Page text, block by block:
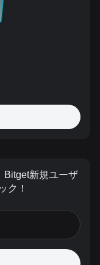
Bitget新規ユーザ
ク！